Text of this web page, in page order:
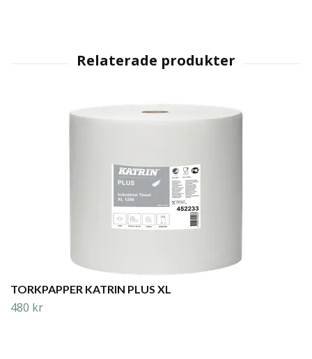
TORKPAPPER KATRIN PLUS XL
480 kr